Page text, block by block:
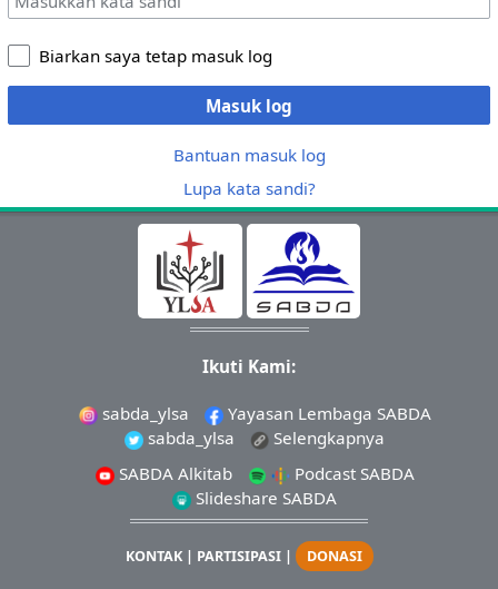
Biarkan saya tetap masuk log
Masuk log
Bantuan masuk log
Lupa kata sandi?
Ikuti Kami:
sabda_ylsa
Yayasan Lembaga SABDA
sabda_ylsa
Selengkapnya
SABDA Alkitab
Podcast SABDA
Slideshare SABDA
KONTAK| PARTISIPASI| DONASI